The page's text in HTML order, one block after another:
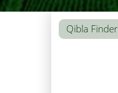
Qibla Finder